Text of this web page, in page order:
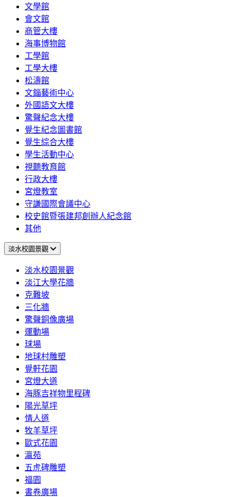
文學館
會文館
商管大樓
海事博物館
工學館
工學大樓
松濤館
文錙藝術中心
外國語文大樓
驚聲紀念大樓
覺生紀念圖書館
覺生綜合大樓
學生活動中心
視聽教育館
行政大樓
宮燈教室
守謙國際會議中心
校史館暨張建邦創辦人紀念館
其他
淡水校園景觀
淡水校園景觀
淡江大學花牆
克難坡
三化牆
驚聲銅像廣場
運動場
球場
地球村雕塑
覺軒花園
宮燈大道
海豚吉祥物里程碑
陽光草坪
情人道
牧羊草坪
歐式花園
瀛苑
五虎碑雕塑
福園
書卷廣場